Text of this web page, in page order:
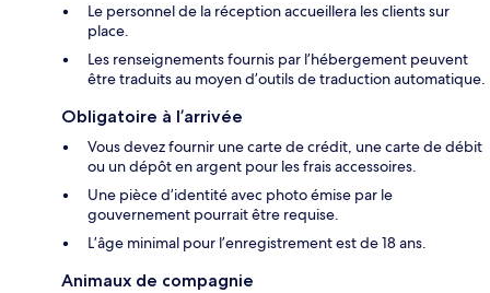
Le personnel de la réception accueillera les clients sur
place.
Les renseignements fournis par l’hébergement peuvent
être traduits au moyen d’outils de traduction automatique.
Obligatoire à l’arrivée
Vous devez fournir une carte de crédit, une carte de débit
ou un dépôt en argent pour les frais accessoires.
Une pièce d’identité avec photo émise par le
gouvernement pourrait être requise.
L’âge minimal pour l’enregistrement est de 18 ans.
Animaux de compagnie